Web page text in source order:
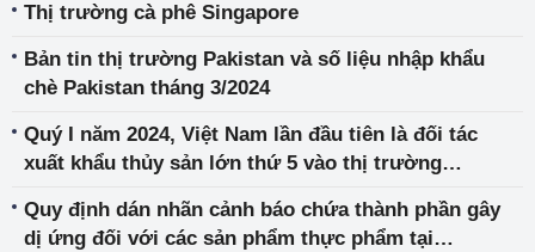
Thị trường cà phê Singapore
Bản tin thị trường Pakistan và số liệu nhập khẩu
chè Pakistan tháng 3/2024
Quý I năm 2024, Việt Nam lần đầu tiên là đối tác
xuất khẩu thủy sản lớn thứ 5 vào thị trường
Quy định dán nhãn cảnh báo chứa thành phần gây
dị ứng đối với các sản phẩm thực phẩm tại